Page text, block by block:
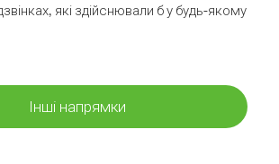
які здійснювали б у будь-якому
Інші напрямки